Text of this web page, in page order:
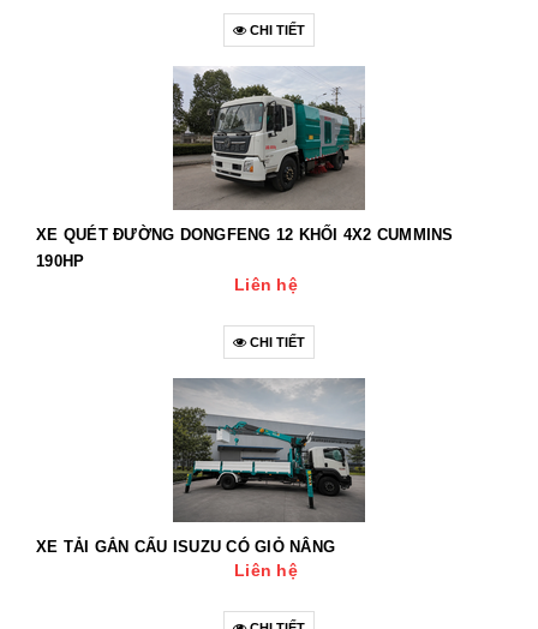
CHI TIẾT
XE QUÉT ĐƯỜNG DONGFENG 12 KHỐI 4X2 CUMMINS
190HP
Liên hệ
CHI TIẾT
XE TẢI GẮN CẨU ISUZU CÓ GIỎ NÂNG
Liên hệ